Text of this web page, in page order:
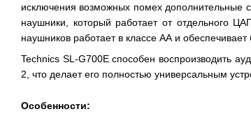
исключения возможных помех дополнительные
наушники, который работает от отдельного
наушников работает в классе АА и обеспечивает
Technics SL-G700E способен воспроизводить
2, что делает его полностью универсальным
Особенности: